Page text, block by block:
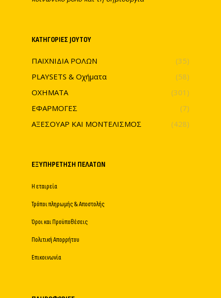
ΚΑΤΗΓΟΡΊΕΣ JOYTOY
ΠΑΙΧΝΙΔΙΑ ΡΟΛΩΝ
(35)
PLAYSETS & Οχήματα
(58)
ΟΧΗΜΑΤΑ
(301)
ΕΦΑΡΜΟΓΕΣ
(7)
ΑΞΕΣΟΥΑΡ ΚΑΙ ΜΟΝΤΕΛΙΣΜΟΣ
(428)
ΕΞΥΠΗΡΈΤΗΣΗ ΠΕΛΑΤΏΝ
Η εταιρεία
Τρόποι πληρωμής & Αποστολής
Όροι και Προϋποθέσεις
Πολιτική Απορρήτου
Επικοινωνία